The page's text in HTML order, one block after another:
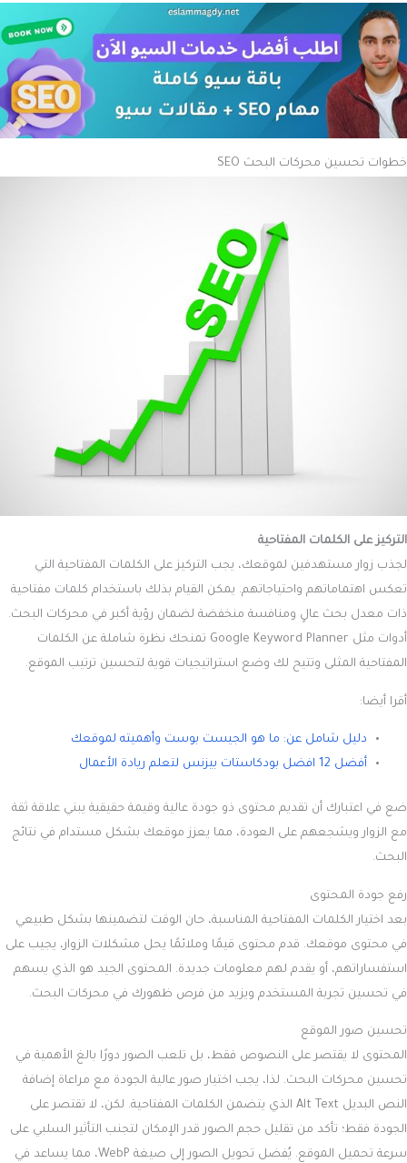
خطوات تحسين محركات البحث SEO
التركيز على الكلمات المفتاحية
لجذب زوار مستهدفين لموقعك، يجب التركيز على الكلمات المفتاحية التي
تعكس اهتماماتهم واحتياجاتهم. يمكن القيام بذلك باستخدام كلمات مفتاحية
ذات معدل بحث عالٍ ومنافسة منخفضة لضمان رؤية أكبر في محركات البحث.
أدوات مثل Google Keyword Planner تمنحك نظرة شاملة عن الكلمات
المفتاحية المثلى وتتيح لك وضع استراتيجيات قوية لتحسين ترتيب الموقع.
أقرا أيضا:
دليل شامل عن: ما هو الجيست بوست وأهميته لموقعك
أفضل 12 افضل بودكاستات بيزنس لتعلم ريادة الأعمال
ضع في اعتبارك أن تقديم محتوى ذو جودة عالية وقيمة حقيقية يبني علاقة ثقة
مع الزوار ويشجعهم على العودة، مما يعزز موقعك بشكل مستدام في نتائج
البحث.
رفع جودة المحتوى
بعد اختيار الكلمات المفتاحية المناسبة، حان الوقت لتضمينها بشكل طبيعي
في محتوى موقعك. قدم محتوى قيمًا وملائمًا يحل مشكلات الزوار، يجيب على
استفساراتهم، أو يقدم لهم معلومات جديدة. المحتوى الجيد هو الذي يسهم
في تحسين تجربة المستخدم ويزيد من فرص ظهورك في محركات البحث.
تحسين صور الموقع
المحتوى لا يقتصر على النصوص فقط، بل تلعب الصور دورًا بالغ الأهمية في
تحسين محركات البحث. لذا، يجب اختيار صور عالية الجودة مع مراعاة إضافة
النص البديل Alt Text الذي يتضمن الكلمات المفتاحية. لكن، لا تقتصر على
الجودة فقط؛ تأكد من تقليل حجم الصور قدر الإمكان لتجنب التأثير السلبي على
سرعة تحميل الموقع. يُفضل تحويل الصور إلى صيغة WebP، مما يساعد في